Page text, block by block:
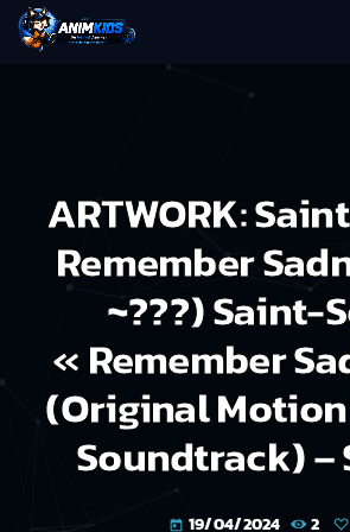
ARTWORK:
Remember
~???) Saint-
« Remember
(Original
Soundtrack) –
today 19/04/2024 2